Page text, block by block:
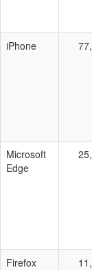
iPhone
Microsoft
Edge
Firefox